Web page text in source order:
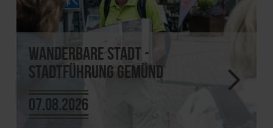
Wanderbare Stadt -
Stadtführung Gemünd
07.08.2026